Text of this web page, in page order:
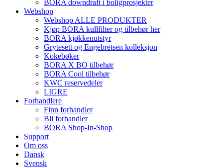
BORA downdraft i boligprosjekter
Webshop
Webshop ALLE PRODUKTER
Kjøp BORA kullfilter og tilbehør her
BORA kjøkkenutstyr
Grytesett og Engebretsen kolleksjon
Kokebøker
BORA X BO tilbehør
BORA Cool tilbehør
KWC reservedeler
LIGRE
Forhandlere
Finn forhandler
Bli forhandler
BORA Shop-In-Shop
Support
Om oss
Dansk
Svensk